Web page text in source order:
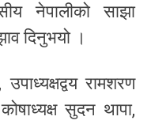
नेपालीको साझा
दिनुभयो ।
रामशरण
सुदन थापा,